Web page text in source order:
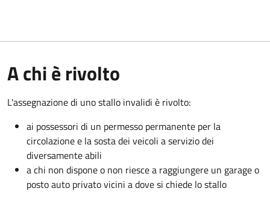
A chi è rivolto
L'assegnazione di uno stallo invalidi è rivolto:
ai possessori di un permesso permanente per la
circolazione e la sosta dei veicoli a servizio dei
diversamente abili
a chi non dispone o non riesce a raggiungere un garage o
posto auto privato vicini a dove si chiede lo stallo